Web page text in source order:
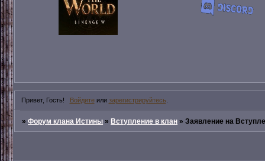
Привет, Гость! Войдитеили зарегистрируйтесь
»Форум клана Истины »Вступление в клан »Заявление на